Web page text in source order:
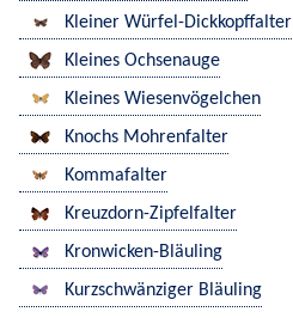
Kleiner Würfel-Dickkopffalter
Kleines Ochsenauge
Kleines Wiesenvögelchen
Knochs Mohrenfalter
Kommafalter
Kreuzdorn-Zipfelfalter
Kronwicken-Bläuling
Kurzschwänziger Bläuling